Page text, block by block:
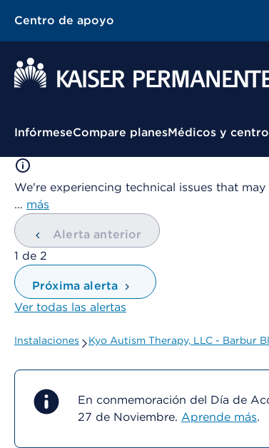
Centro de apoyo
Menú contextual
InfórmeseCompare planesMédicos y
We're experiencing technical issues that
… más
Alerta anterior
mostrando
1 de 2
Próxima alerta
Ver todas las alertas
Instalaciones Kyo Autism Therapy, LLC - Barbur
En conmemoración del Día de
27 de Noviembre. Aprende más.